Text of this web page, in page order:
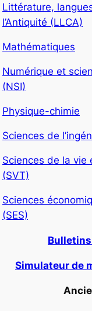
Littérature,
l’Antiquité (LLCA)
Mathématiques
Numérique et
(NSI)
Physique-chimie
Sciences de
Sciences de la vie
(SVT)
Sciences
(SES)
Simulateur de